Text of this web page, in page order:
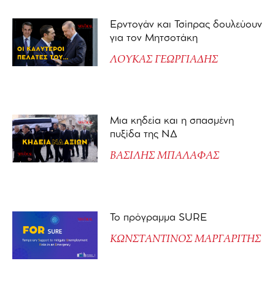
Ερντογάν και Τσίπρας δουλεύουν
για τον Μητσοτάκη
ΛΟΥΚΑΣ ΓΕΩΡΓΙΑΔΗΣ
Μια κηδεία και η σπασμένη
πυξίδα της ΝΔ
ΒΑΣΙΛΗΣ ΜΠΑΛΑΦΑΣ
Το πρόγραμμα SURE
ΚΩΝΣΤΑΝΤΙΝΟΣ ΜΑΡΓΑΡΙΤΗΣ